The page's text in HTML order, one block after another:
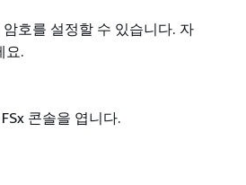
호를 설정할 수 있습니다. 자
요.
콘솔을 엽니다.